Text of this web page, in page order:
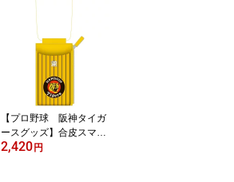
【プロ野球 阪神タイガ
ースグッズ】合皮スマホ
ポシェット
2,420円